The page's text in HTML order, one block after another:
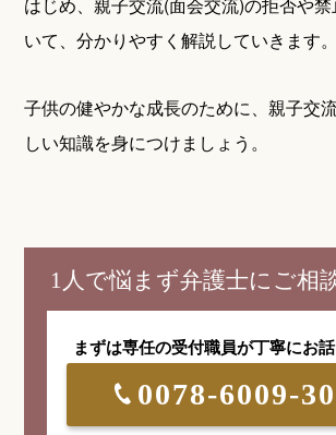
いて、分かりやすく解説していきます。
子供の健やかな成長のために、親子交
しい知識を身につけましょう。
1人で悩まず弁護士にご相
まずは専任の受付職員が丁寧にお
0078-6009-